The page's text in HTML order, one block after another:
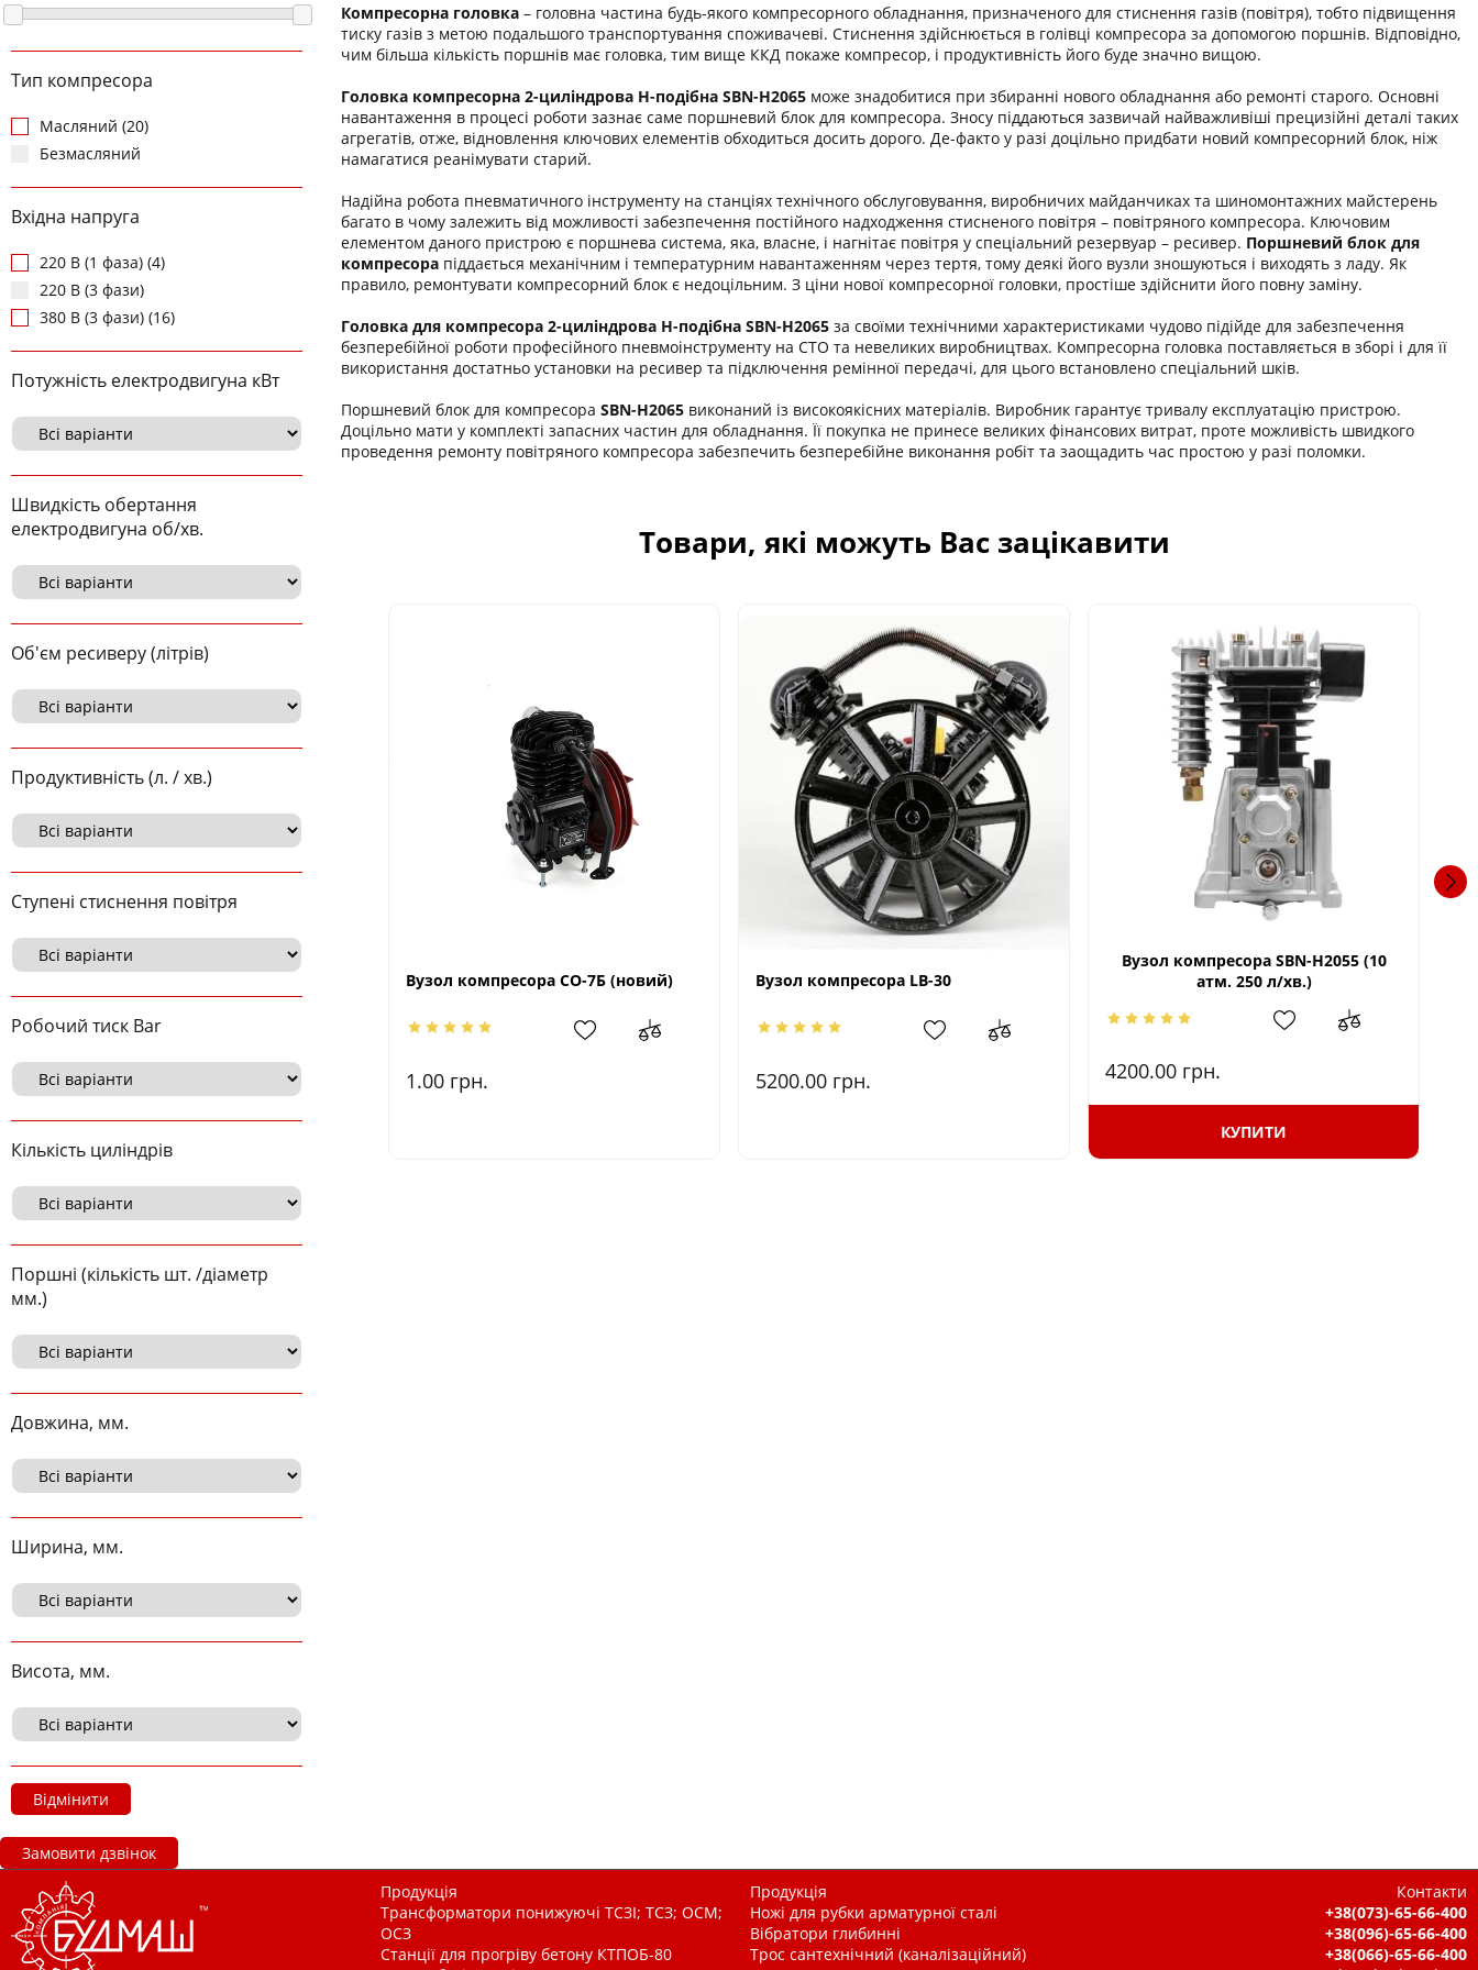
Тип компресора
Масляний (20)
Безмасляний
Вхідна напруга
220 В (1 фаза) (4)
220 В (3 фази)
380 В (3 фази) (16)
Потужність електродвигуна кВт
Швидкість обертання
електродвигуна об/хв.
Об'єм ресиверу (літрів)
Продуктивність (л. / хв.)
Ступені стиснення повітря
Робочий тиск Bar
Кількість циліндрів
Поршні (кількість шт. /діаметр
мм.)
Довжина, мм.
Ширина, мм.
Висота, мм.
Відмінити
Замовити дзвінок
Компресорна головка – головна частина будь-якого компресорного обладнання, призначеного для стиснення газів (повітря), тобто підвищення
тиску газів з метою подальшого транспортування споживачеві. Стиснення здійснюється в голівці компресора за допомогою поршнів. Відповідно,
чим більша кількість поршнів має головка, тим вище ККД покаже компресор, і продуктивність його буде значно вищою.
Головка компресорна 2-циліндрова H-подібна SBN-H2065 може знадобитися при збиранні нового обладнання або ремонті старого. Основні
навантаження в процесі роботи зазнає саме поршневий блок для компресора. Зносу піддаються зазвичай найважливіші прецизійні деталі таких
агрегатів, отже, відновлення ключових елементів обходиться досить дорого. Де-факто у разі доцільно придбати новий компресорний блок, ніж
намагатися реанімувати старий.
Надійна робота пневматичного інструменту на станціях технічного обслуговування, виробничих майданчиках та шиномонтажних майстерень
багато в чому залежить від можливості забезпечення постійного надходження стисненого повітря – повітряного компресора. Ключовим
елементом даного пристрою є поршнева система, яка, власне, і нагнітає повітря у спеціальний резервуар – ресивер. Поршневий блок для
компресора піддається механічним і температурним навантаженням через тертя, тому деякі його вузли зношуються і виходять з ладу. Як
правило, ремонтувати компресорний блок є недоцільним. З ціни нової компресорної головки, простіше здійснити його повну заміну.
Головка для компресора 2-циліндрова Н-подібна SBN-H2065 за своїми технічними характеристиками чудово підійде для забезпечення
безперебійної роботи професійного пневмоінструменту на СТО та невеликих виробництвах. Компресорна головка поставляється в зборі і для її
використання достатньо установки на ресивер та підключення ремінної передачі, для цього встановлено спеціальний шків.
Поршневий блок для компресора SBN-H2065 виконаний із високоякісних матеріалів. Виробник гарантує тривалу експлуатацію пристрою.
Доцільно мати у комплекті запасних частин для обладнання. Її покупка не принесе великих фінансових витрат, проте можливість швидкого
проведення ремонту повітряного компресора забезпечить безперебійне виконання робіт та заощадить час простою у разі поломки.
Товари, які можуть Вас зацікавити
Вузол компресора СО-7Б (новий)
1.00 грн.
Вузол компресора LB-30
5200.00 грн.
Вузол компресора SBN-Н2055 (10
атм. 250 л/хв.)
4200.00 грн.
КУПИТИ
Продукція
Трансформатори понижуючі ТСЗІ; ТСЗ; ОСМ;
ОСЗ
Станції для прогріву бетону КТПОБ-80
Продукція
Ножі для рубки арматурної сталі
Вібратори глибинні
Трос сантехнічний (каналізаційний)
Контакти
+38(073)-65-66-400
+38(096)-65-66-400
+38(066)-65-66-400